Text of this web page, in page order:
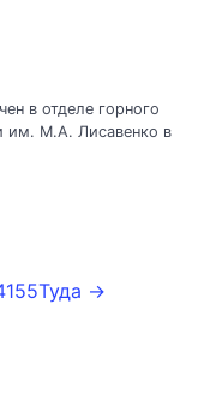
в отделе горного
им. М.А. Лисавенко в
155Туда →